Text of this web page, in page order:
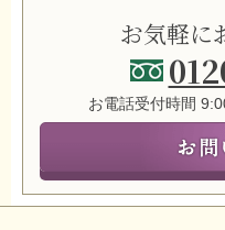
お気軽に
お電話受付時間